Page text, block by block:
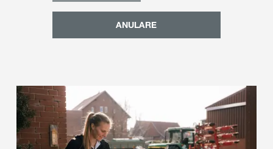
ANULARE